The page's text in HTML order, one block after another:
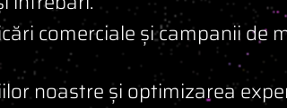
comerciale și campanii de
noastre și optimizarea